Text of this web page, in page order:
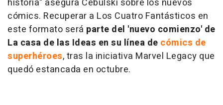
historia" asegura Cebulski sobre los nuevos
cómics. Recuperar a Los Cuatro Fantásticos en
este formato será parte del 'nuevo comienzo' de
La casa de las Ideas en su línea de cómics de
superhéroes, tras la iniciativa Marvel Legacy que
quedó estancada en octubre.